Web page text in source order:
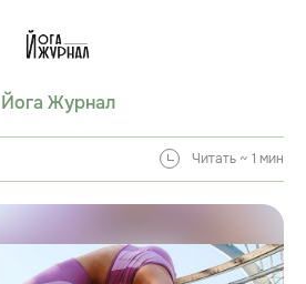
Йога Журнал
Читать ~ 1 мин